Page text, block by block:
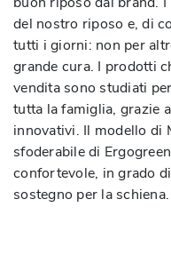
del nostro riposo e, di
tutti i giorni: non per
grande cura. I prodotti
vendita sono studiati
tutta la famiglia, grazie
innovativi. Il modello di
sfoderabile di
confortevole, in grado
sostegno per la schiena.